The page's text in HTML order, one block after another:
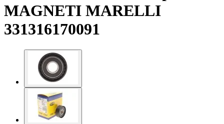
MAGNETI MARELLI
331316170091